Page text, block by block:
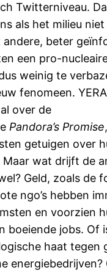
Twitterniveau.
als het milieu niet
andere, beter
een pro-
weinig te
fenomeen.
over de
Pandora’s Promise
getuigen over
Maar wat drijft de
Geld, zoals de
ngo’s hebben
en voorzien
boeiende jobs. Of
haat tegen
energiebedrijven?